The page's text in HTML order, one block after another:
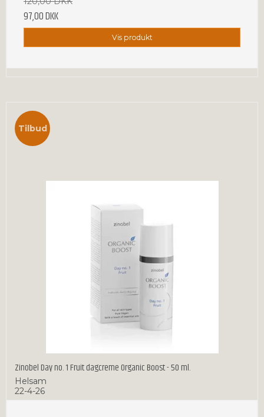
97,00 DKK
Vis produkt
Tilbud
Zinobel Day no. 1 Fruit dagcreme Organic Boost - 50 ml.
Helsam
22-4-26